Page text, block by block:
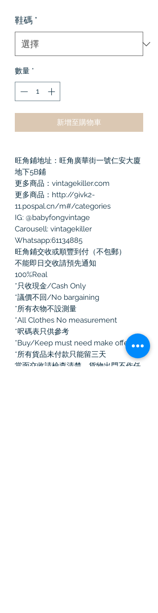
鞋碼 *
數量 *
新增至購物車
旺角鋪地址：旺角廣華街一號仁安大廈
地下5B鋪
更多商品：vintagekiller.com
更多商品：http://9ivk2-
11.pospal.cn/m#/categories
IG: @babyfongvintage
Carousell: vintagekiller
Whatsapp:61134885
旺角鋪交收或順豐到付（不包郵）
不能即日交收請預先通知
100%Real
*只收現金/Cash Only
*議價不回/No bargaining
*所有衣物不設測量
*All Clothes No measurement
*呎碼表只供參考
*Buy/Keep must need make offer
*所有貨品未付款只能留三天
當面交收請檢查清楚，貨物出門不作任